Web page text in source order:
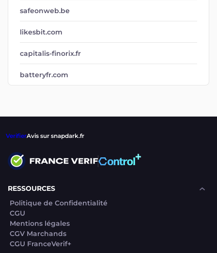
safeonweb.be
likesbit.com
capitalis-finorix.fr
batteryfr.com
VerifierAvis sur snapdark.fr
RESSOURCES
Politique de Confidentialité
CGU
Mentions légales
CGV Marchands
CGU FranceVerif+